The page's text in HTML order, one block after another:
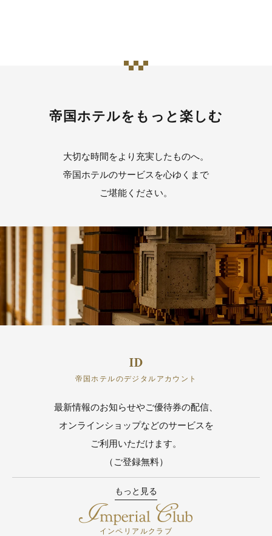
帝国ホテルをもっと楽しむ
大切な時間をより充実したものへ。
帝国ホテルのサービスを心ゆくまで
ご堪能ください。
帝国ホテルのデジタルアカウント
最新情報のお知らせやご優待券の配信、
オンラインショップなどのサービスを
ご利用いただけます。
（ご登録無料）
もっと見る
インペリアルクラブ